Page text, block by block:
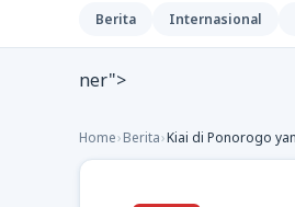
Berita Internasional
ner">
Home›Berita›Kiai di Ponorogo